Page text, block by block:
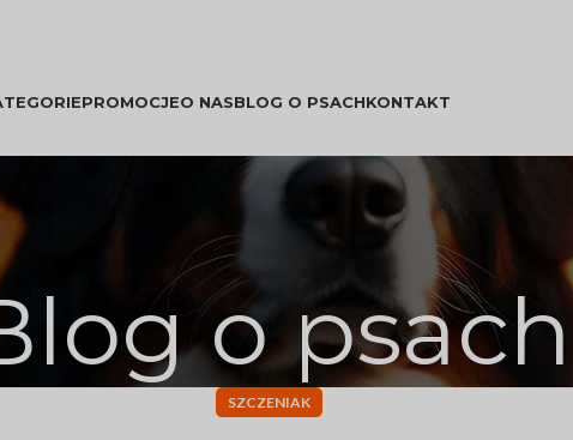
PROMOCJEO NASBLOG O PSACHKONTAKT
o psach
SZCZENIAK